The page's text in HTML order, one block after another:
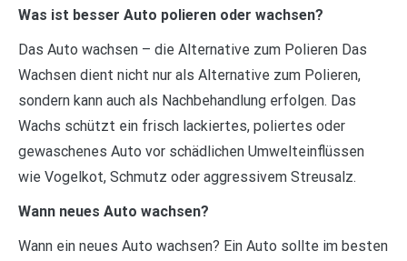
Was ist besser Auto polieren oder wachsen?
Das Auto wachsen – die Alternative zum Polieren Das
Wachsen dient nicht nur als Alternative zum Polieren,
sondern kann auch als Nachbehandlung erfolgen. Das
Wachs schützt ein frisch lackiertes, poliertes oder
gewaschenes Auto vor schädlichen Umwelteinflüssen
wie Vogelkot, Schmutz oder aggressivem Streusalz.
Wann neues Auto wachsen?
Wann ein neues Auto wachsen? Ein Auto sollte im besten